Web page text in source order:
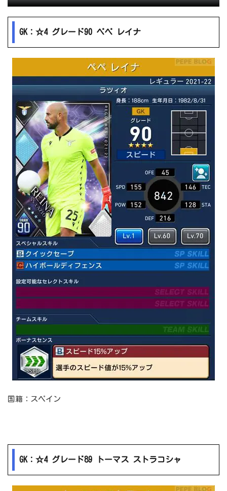
GK：☆4 グレード90 ペペ レイナ
国籍：スペイン
GK：☆4 グレード89 トーマス ストラコシャ